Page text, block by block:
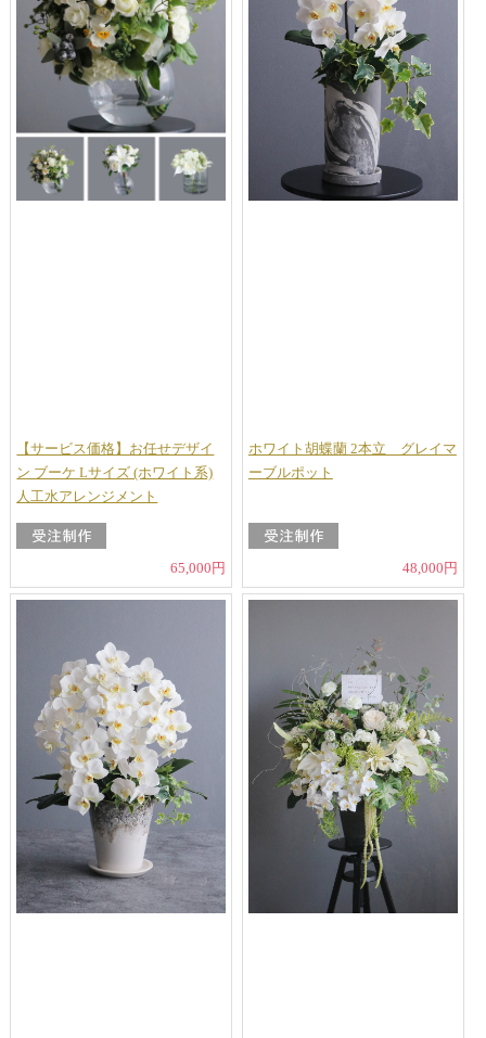
【サービス価格】お任せデザイ
ン ブーケ Lサイズ (ホワイト系)
人工水アレンジメント
65,000円
ホワイト胡蝶蘭 2本立 グレイマ
ーブルポット
48,000円